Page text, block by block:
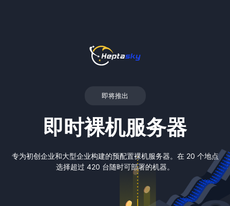
即将推出
即时裸机服务器
专为初创企业和大型企业构建的预配置裸机服务器。在 20 个地点
选择超过 420 台随时可部署的机器。